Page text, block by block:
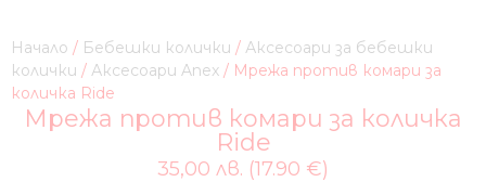
Начало / Бебешки колички / Аксесоари за бебешки
колички / Аксесоари Anex / Мрежа против комари за
количка Ride
Мрежа против комари за количка
Ride
35,00 лв. (17.90 €)